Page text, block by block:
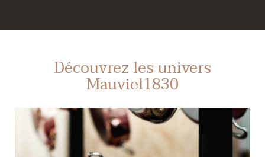
Découvrez les univers
Mauviel1830